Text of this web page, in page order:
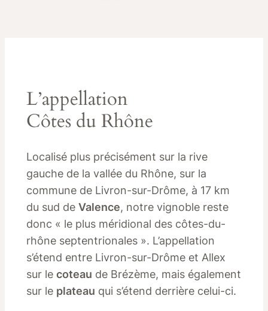
L’appellation
Côtes du Rhône
Localisé plus précisément sur la rive
gauche de la vallée du Rhône, sur la
commune de Livron-sur-Drôme, à 17 km
du sud de Valence, notre vignoble reste
donc « le plus méridional des côtes-du-
rhône septentrionales ». L’appellation
s’étend entre Livron-sur-Drôme et Allex
sur le coteau de Brézème, mais également
sur le plateau qui s’étend derrière celui-ci.